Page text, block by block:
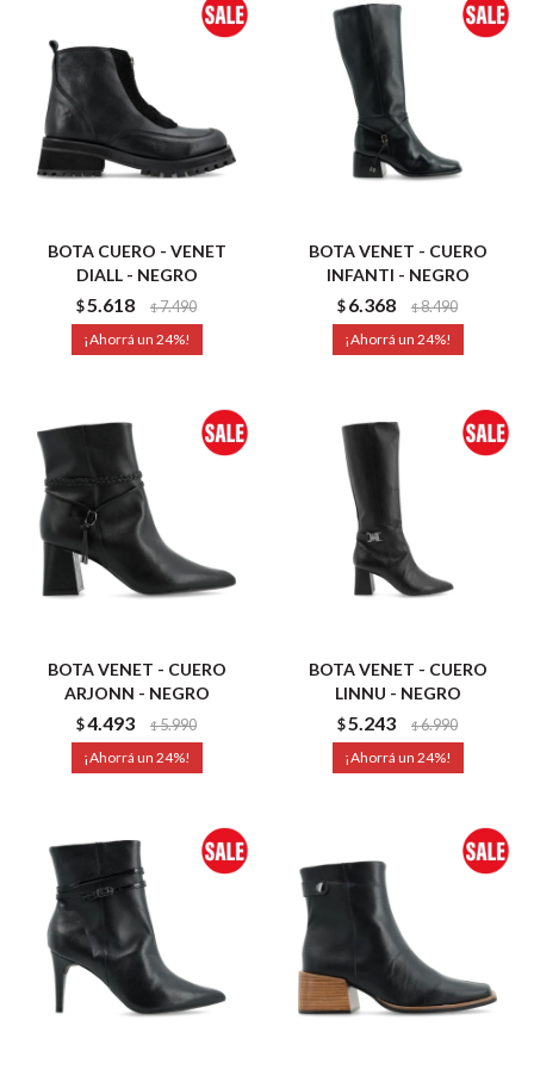
BOTA CUERO - VENET
DIALL - NEGRO
$5.618 $7.490
24
BOTA VENET - CUERO
INFANTI - NEGRO
$6.368 $8.490
24
BOTA VENET - CUERO
ARJONN - NEGRO
$4.493 $5.990
24
BOTA VENET - CUERO
LINNU - NEGRO
$5.243 $6.990
24